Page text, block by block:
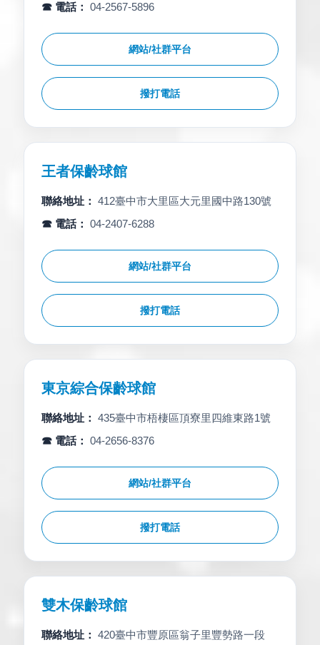
☎ 電話： 04-2567-5896
網站/社群平台
撥打電話
王者保齡球館
聯絡地址： 412臺中市大里區大元里國中路130號
☎ 電話： 04-2407-6288
網站/社群平台
撥打電話
東京綜合保齡球館
聯絡地址： 435臺中市梧棲區頂寮里四維東路1號
☎ 電話： 04-2656-8376
網站/社群平台
撥打電話
雙木保齡球館
聯絡地址： 420臺中市豐原區翁子里豐勢路一段